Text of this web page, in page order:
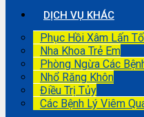
DỊCH VỤ KHÁC
Phục Hồi Xâm Lấn
Nha Khoa Trẻ Em
Phòng Ngừa Các
Nhổ Răng Khôn
Điều Trị Tủy
Các Bệnh Lý Viêm